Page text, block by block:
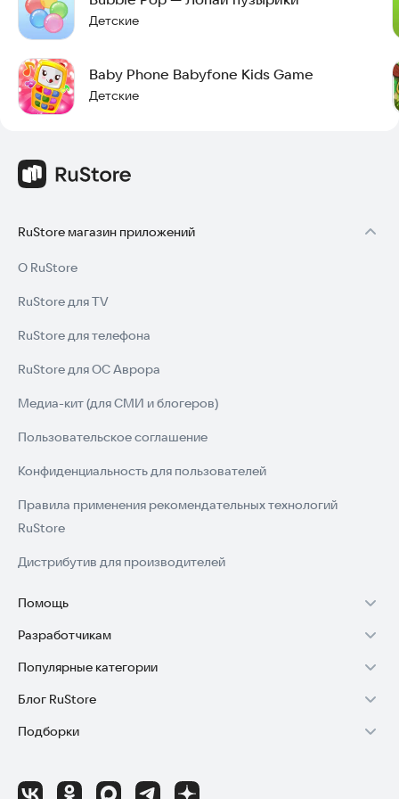
Детские
Baby Phone Babyfone Kids Game
Детские
RuStore магазин приложений
О RuStore
RuStore для TV
RuStore для телефона
RuStore для ОС Аврора
Медиа-кит (для СМИ и блогеров)
Пользовательское соглашение
Конфиденциальность для пользователей
Правила применения рекомендательных технологий
RuStore
Дистрибутив для производителей
Помощь
Установка RuStore на TV
Установка RuStore на телефон
Установка RuStore в машину
Помощь пользователям RuStore
Разработчикам
Зарабатывать с RuStore
Стать разработчиком
Доступ к RuStore Консоль
Популярные категории
Игры для Android
Приложения банков
Блог RuStore
Обзоры игр для Android 2025
Подборки